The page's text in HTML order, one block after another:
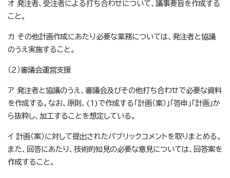
オ 発注者、受注者による打ち合わせについて、議事要旨を作成する
こと。
カ その他計画作成にあたり必要な業務については、発注者と協議
のうえ実施すること。
（2）審議会運営支援
ア 発注者と協議のうえ、審議会及びその他打ち合わせで必要な資料
を作成する。なお、原則、(1)で作成する「計画（案）」「答申」「計画」か
ら抜粋し、加工することを想定している。
イ 計画（案）に対して提出されたパブリックコメントを取りまとめる。
また、回答にあたり、技術的知見の必要な意見については、回答案を
作成すること。